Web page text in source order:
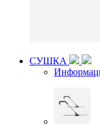
СУШКА